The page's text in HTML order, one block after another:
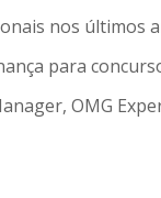
nos últimos
para
OMG